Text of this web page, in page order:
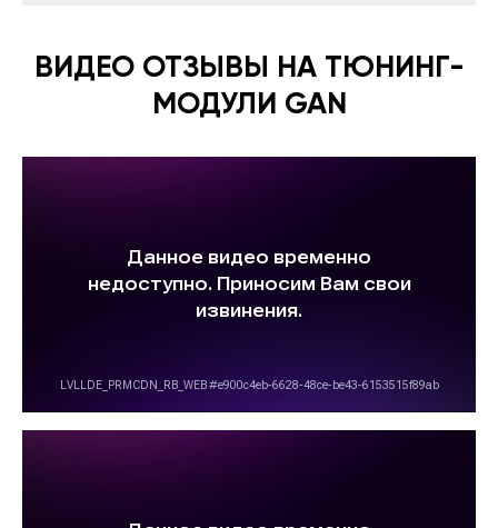
ВИДЕО ОТЗЫВЫ НА ТЮНИНГ-
МОДУЛИ GAN